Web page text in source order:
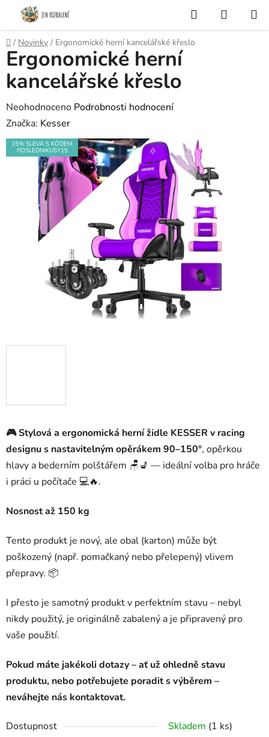
Přejít
obsah
Hledat
KOŠÍK
Domů
/ Novinky / Ergonomické herní kancelářské křeslo
🎮 Stylová a ergonomická herní židle KESSER v racing
designu s nastavitelným opěrákem 90–150°, opěrkou
hlavy a bederním polštářem 🪑💺 — ideální volba pro hráče
i práci u počítače 💻🔥.
Nosnost až 150 kg
Tento produkt je nový, ale obal (karton) může být
poškozený (např. pomačkaný nebo přelepený) vlivem
přepravy. 📦
I přesto je samotný produkt v perfektním stavu – nebyl
nikdy použitý, je originálně zabalený a je připravený pro
vaše použití.
Pokud máte jakékoli dotazy – ať už ohledně stavu
produktu, nebo potřebujete poradit s výběrem –
neváhejte nás kontaktovat.
Dostupnost Skladem (1 ks)
Ergonomické herní
kancelářské křeslo
Průměrné
hodnocení
produktu
je
hvězdiček.
Neohodnoceno Podrobnosti hodnocení
Značka: Kesser
15% SLEVA S KÓDEM
POSLEDNIKUSY15